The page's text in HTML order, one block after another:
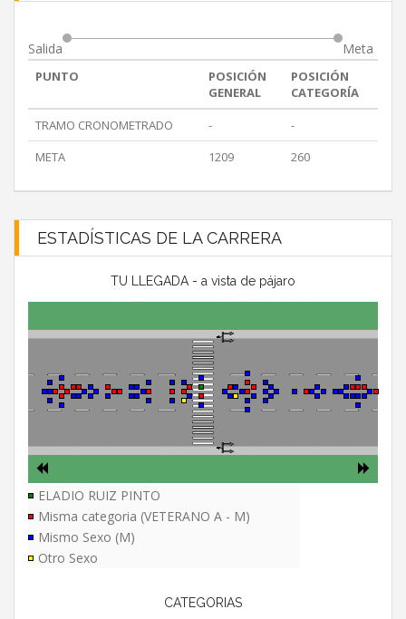
Salida Meta
PUNTO
POSICIÓN
GENERAL
POSICIÓN
CATEGORÍA
TRAMO CRONOMETRADO
-
-
META
1209 260
ESTADÍSTICAS DE LA CARRERA
TU LLEGADA - a vista de pájaro
ELADIO RUIZ PINTO
Misma categoria (VETERANO A - M)
Mismo Sexo (M)
Otro Sexo
CATEGORIAS